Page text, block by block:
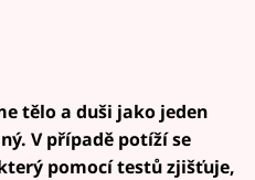
tělo a duši jako jeden
V případě potíží se
pomocí testů zjišťuje,